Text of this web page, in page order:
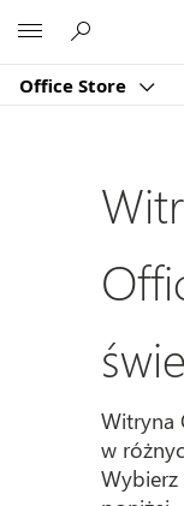
Office Store
Witryna
w
Wybierz